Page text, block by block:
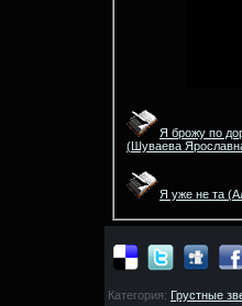
Я брожу по
(Шуваева
Я уже не та
Категория: Грустные